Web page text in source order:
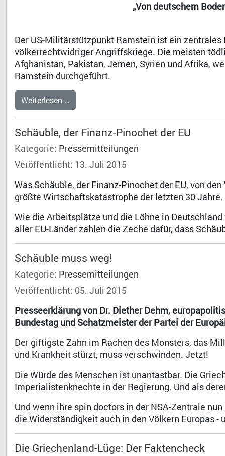
„Von deutschem
Der US-Militärstützpunkt Ramstein ist ein
völkerrechtwidriger Angriffskriege. Die meisten
Afghanistan, Pakistan, Jemen, Syrien und Afrika,
Ramstein durchgeführt.
Weiterlesen …
Schäuble, der Finanz-Pinochet der EU
Kategorie: Pressemitteilungen
Veröffentlicht: 13. Juli 2015
Was Schäuble, der Finanz-Pinochet der EU, von
größte Wirtschaftskatastrophe der letzten 30 Jahre.
Wie die Arbeitsplätze und die Löhne in
aller EU-Länder zahlen die Zeche dafür, dass
Schäuble muss weg!
Kategorie: Pressemitteilungen
Veröffentlicht: 05. Juli 2015
Presseerklärung von Dr. Diether Dehm,
Bundestag und Schatzmeister der Partei der
Der giftigste Zahn im Rachen des Monsters, das
und Krankheit stürzt, muss verschwinden. Jetzt!
Die Würde des Menschen ist unantastbar. Die
Imperialistenknechte in der Regierung. Und als
Und wenn ihre spin doctors in der NSA-Zentrale
die Widerständigkeit auch in den Völkern Europas
Die Griechenland-Lüge: Der Faktencheck